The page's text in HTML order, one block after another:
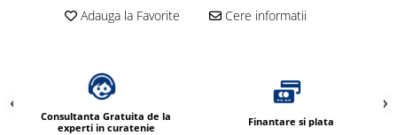
Adauga la Favorite Cere informatii
Consultanta Gratuita de la
experti in curatenie
Finantare si plata